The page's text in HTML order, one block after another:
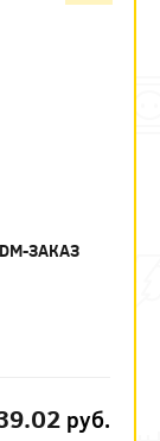
ЗАКАЗ
руб.